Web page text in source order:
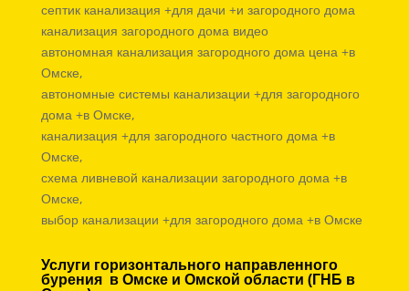
септик канализация +для дачи +и загородного дома
канализация загородного дома видео
автономная канализация загородного дома цена +в
Омске,
автономные системы канализации +для загородного
дома +в Омске,
канализация +для загородного частного дома +в
Омске,
схема ливневой канализации загородного дома +в
Омске,
выбор канализации +для загородного дома +в Омске
Услуги горизонтального направленного
бурения в Омске и Омской области (ГНБ в